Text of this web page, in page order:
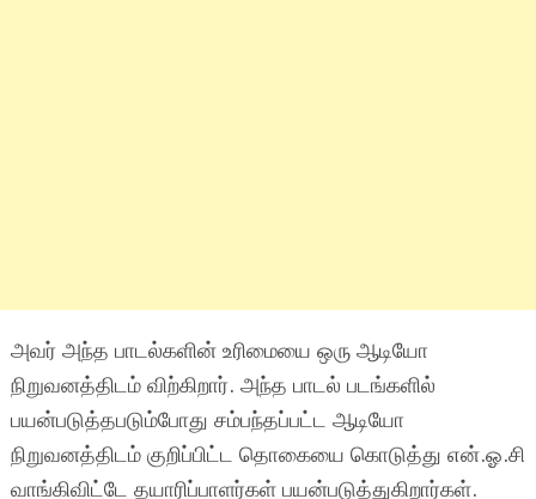
அவர் அந்த பாடல்களின் உரிமையை ஒரு ஆடியோ
நிறுவனத்திடம் விற்கிறார். அந்த பாடல் படங்களில்
பயன்படுத்தபடும்போது சம்பந்தப்பட்ட ஆடியோ
நிறுவனத்திடம் குறிப்பிட்ட தொகையை கொடுத்து என்.ஓ.சி
வாங்கிவிட்டே தயாரிப்பாளர்கள் பயன்படுத்துகிறார்கள்.